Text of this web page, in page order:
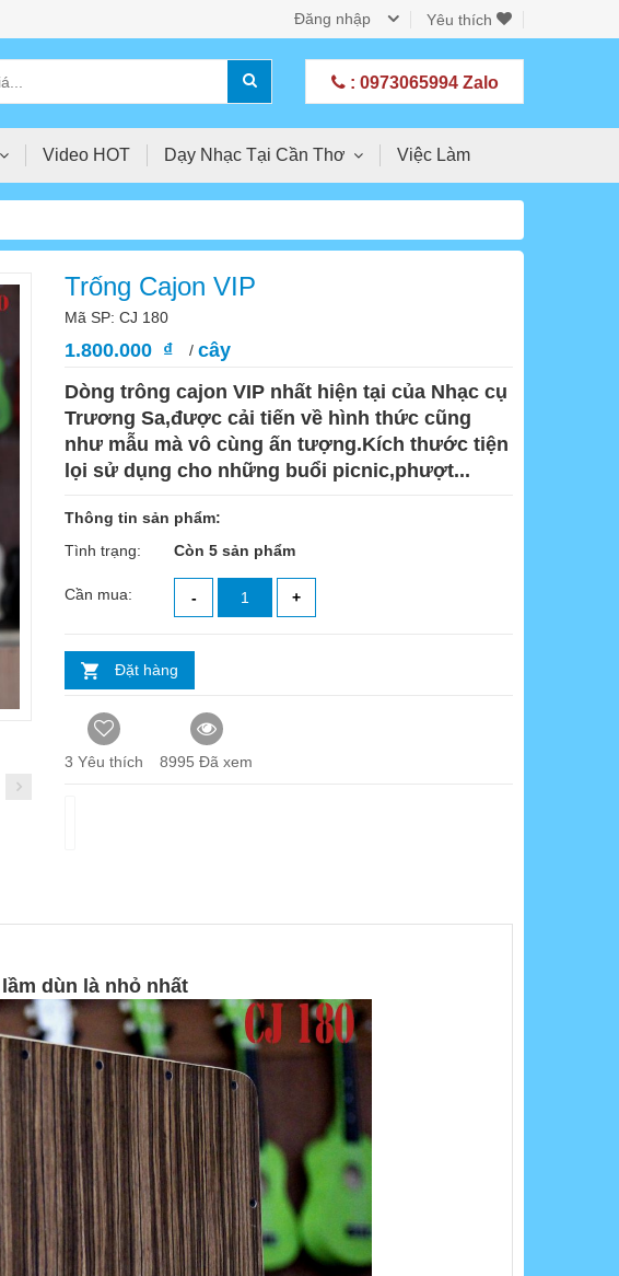
Đăng nhập Yêu thích
: 0973065994 Zalo
Video HOT Dạy Nhạc Tại Cần Thơ Việc Làm
Trống Cajon VIP
Mã SP: CJ 180
1.800.000 ₫ / cây
Dòng trông cajon VIP nhất hiện tại của Nhạc cụ
Trương Sa,được cải tiến về hình thức cũng
như mẫu mà vô cùng ấn tượng.Kích thước tiện
lọi sử dụng cho những buổi picnic,phượt...
Thông tin sản phẩm:
Tình trạng:
Còn 5 sản phẩm
Cần mua: - +
Đặt hàng
3 Yêu thích 8995 Đã xem
dùn là nhỏ nhất